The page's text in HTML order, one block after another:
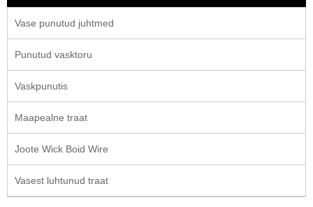
Vase punutud juhtmed
Punutud vasktoru
Vaskpunutis
Maapealne traat
Joote Wick Boid Wire
Vasest luhtunud traat